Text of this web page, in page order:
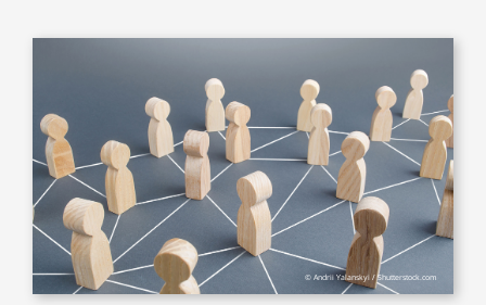
© Andrii Yalanskyi / Shutterstock.com